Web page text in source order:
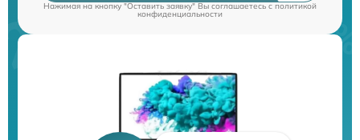
Нажимая на кнопку "Оставить заявку" Вы соглашаетесь cполитикой
конфиденциальности